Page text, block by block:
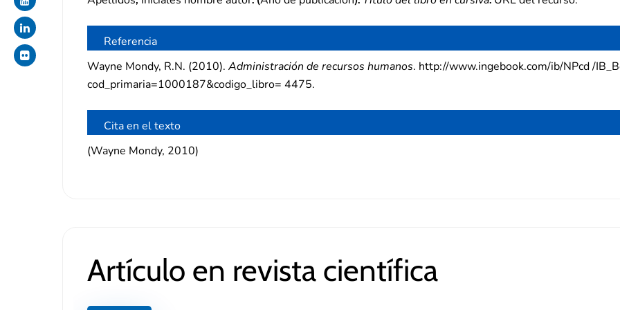
Referencia
Wayne Mondy, R.N. (2010). Administración de recursos humanos. http://www.ingebook.com/ib/NPcd /
cod_primaria=1000187&codigo_libro= 4475.
Cita en el texto
(Wayne Mondy, 2010)
Artículo en revista científica